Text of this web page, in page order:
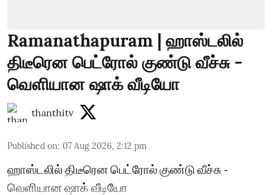
Ramanathapuram | ஹாஸ்டலில்
திடீரென பெட்ரோல் குண்டு வீச்சு -
வெளியான ஷாக் வீடியோ
thanthitv
Published on: 07 Aug 2026, 2:12 pm
ஹாஸ்டலில் திடீரென பெட்ரோல் குண்டு வீச்சு -
வெளியான ஷாக் வீடியோ